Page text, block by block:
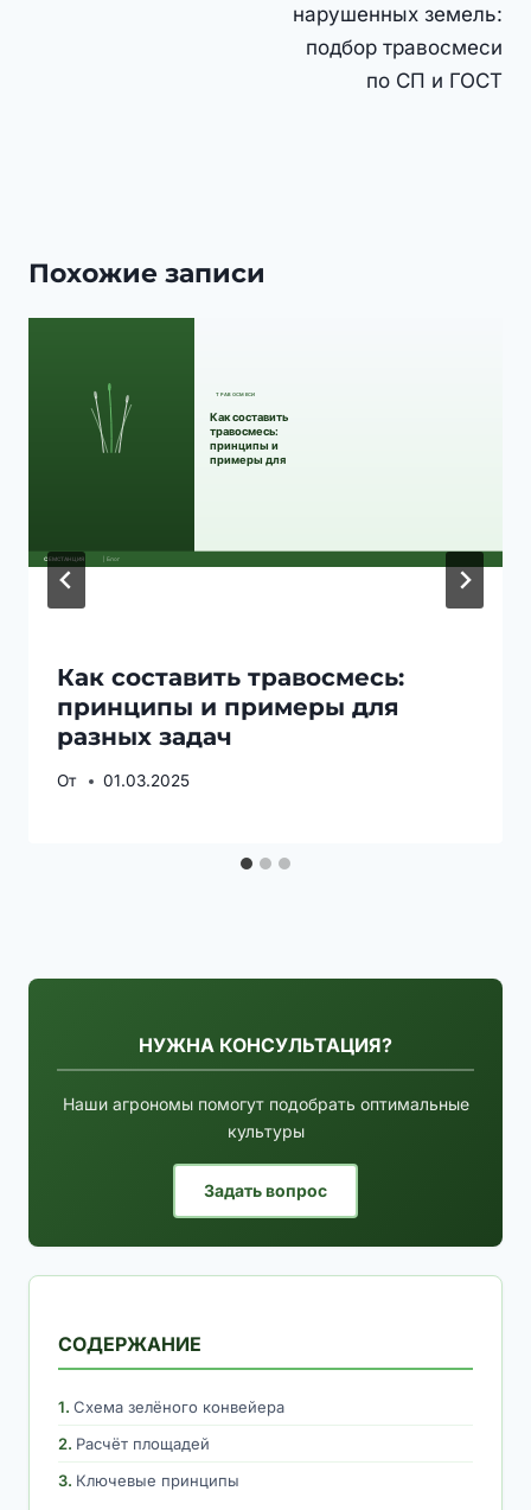
нарушенных земель:
подбор травосмеси
по СП и ГОСТ
Похожие записи
Как составить травосмесь:
принципы и примеры для
разных задач
От 01.03.2025
НУЖНА КОНСУЛЬТАЦИЯ?
Наши агрономы помогут подобрать оптимальные
культуры
Задать вопрос
СОДЕРЖАНИЕ
Схема зелёного конвейера
Расчёт площадей
Ключевые принципы